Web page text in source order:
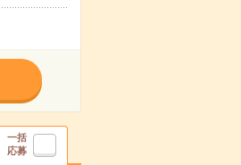
一括
応募